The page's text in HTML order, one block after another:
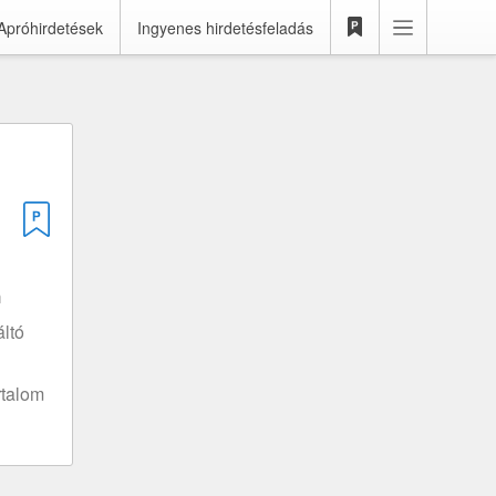
Ingyenes hirdetésfeladás